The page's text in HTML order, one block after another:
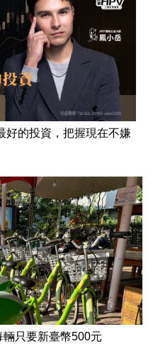
好的投資，把握現在不嫌
只要新臺幣500元